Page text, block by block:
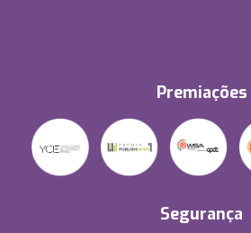
Premiações
Segurança